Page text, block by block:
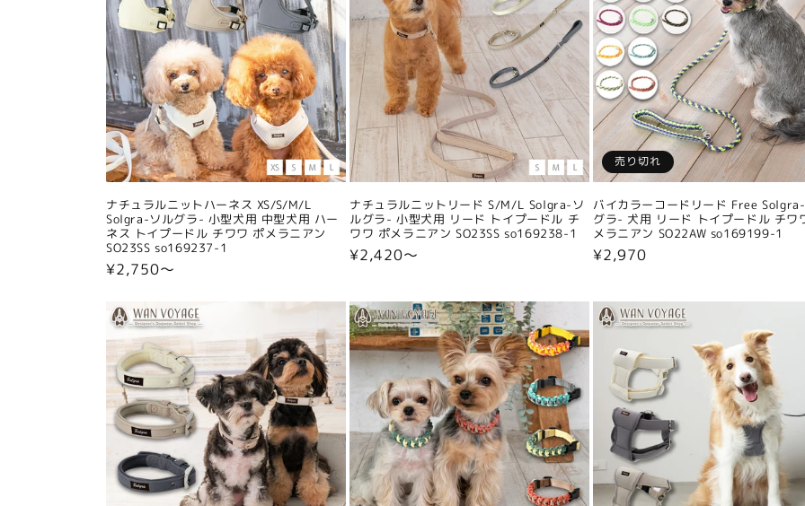
ナチュラルニットハーネス XS/S/M/L
Solgra-ソルグラ- 小型犬用 中型犬用 ハー
ネス トイプードル チワワ ポメラニアン
SO23SS so169237-1
通
価
格
¥2,750〜
ナチュラルニットリード S/M/L Solgra-ソ
ルグラ- 小型犬用 リード トイプードル チ
ワワ ポメラニアン SO23SS so169238-1
通
格
¥2,420〜
売り切れ
バイカラーコードリード Free
グラ- 犬用 リード トイプードル チワ
メラニアン SO22AW so169199-1
通
格
¥2,970